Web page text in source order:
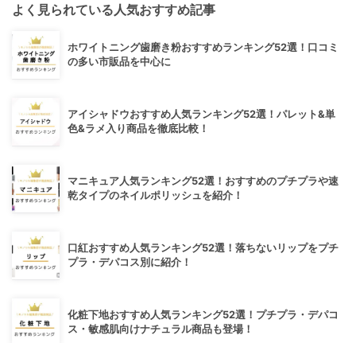
よく見られている人気おすすめ記事
ホワイトニング歯磨き粉おすすめランキング52選！口コミ
の多い市販品を中心に
アイシャドウおすすめ人気ランキング52選！パレット&単
色&ラメ入り商品を徹底比較！
マニキュア人気ランキング52選！おすすめのプチプラや速
乾タイプのネイルポリッシュを紹介！
口紅おすすめ人気ランキング52選！落ちないリップをプチ
プラ・デパコス別に紹介！
化粧下地おすすめ人気ランキング52選！プチプラ・デパコ
ス・敏感肌向けナチュラル商品も登場！